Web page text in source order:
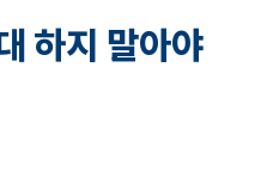
하지 말아야